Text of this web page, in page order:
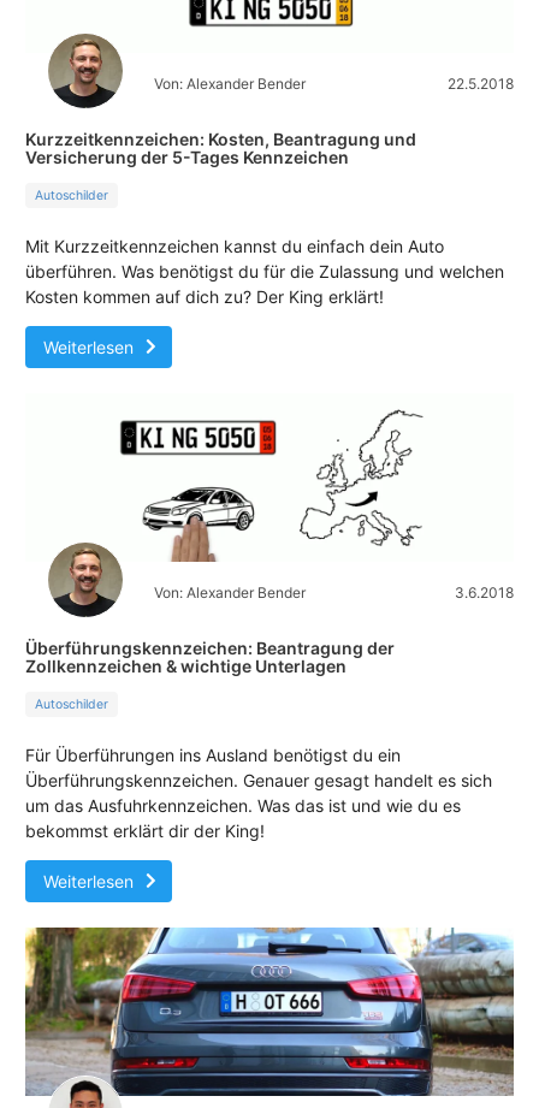
Von: Alexander Bender 22.5.2018
Kurzzeitkennzeichen: Kosten, Beantragung und
Versicherung der 5-Tages Kennzeichen
Autoschilder
Mit Kurzzeitkennzeichen kannst du einfach dein Auto
überführen. Was benötigst du für die Zulassung und welchen
Kosten kommen auf dich zu? Der King erklärt!
Weiterlesen
Von: Alexander Bender 3.6.2018
Überführungskennzeichen: Beantragung der
Zollkennzeichen & wichtige Unterlagen
Autoschilder
Für Überführungen ins Ausland benötigst du ein
Überführungskennzeichen. Genauer gesagt handelt es sich
um das Ausfuhrkennzeichen. Was das ist und wie du es
bekommst erklärt dir der King!
Weiterlesen